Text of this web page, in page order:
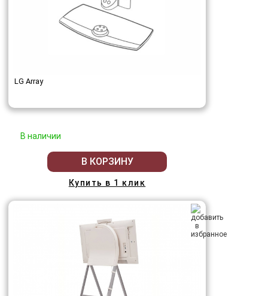
LG Array
В наличии
В КОРЗИНУ
Купить в 1 клик